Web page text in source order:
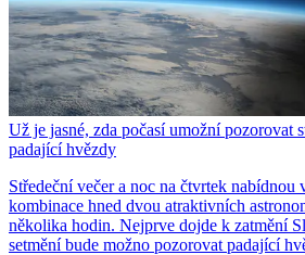
Už je jasné, zda počasí umožní pozorovat
padající hvězdy
Středeční večer a noc na čtvrtek nabídnou
kombinace hned dvou atraktivních
několika hodin. Nejprve dojde k zatmění
setmění bude možno pozorovat padající